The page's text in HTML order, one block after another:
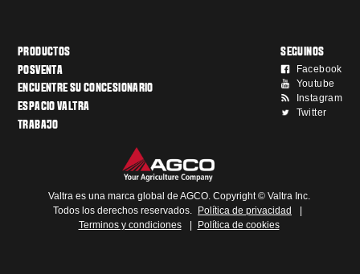
PRODUCTOS
POSVENTA
ENCUENTRE SU CONCESIONARIO
ESPACIO VALTRA
TRABAJO
SEGUINOS
Facebook
Youtube
Instagram
Twitter
Valtra es una marca global de AGCO. Copyright © Valtra Inc.
Todos los derechos reservados.
Política de privacidad
Terminos y condiciones
Política de cookies